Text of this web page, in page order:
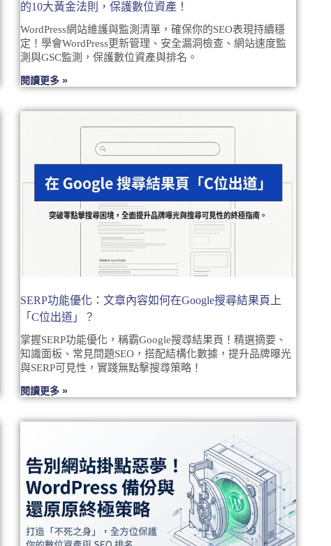
的10大黃金法則，保護數位資產！
WordPress網站維護與監測清單，確保你的SEO表現持續穩
定！學會WordPress更新管理、安全漏洞檢查、網站速度監
測與GSC監測，保護數位資產與排名。
閱讀更多 »
SERP功能優化：文章內容如何在Google搜尋結果頁上
「C位出道」？
掌握SERP功能優化，稱霸Google搜尋結果頁！精選摘要、
知識面板、常見問題SEO，搭配結構化數據，提升品牌曝光
與SERP可見性，實踐無點擊搜尋策略！
閱讀更多 »